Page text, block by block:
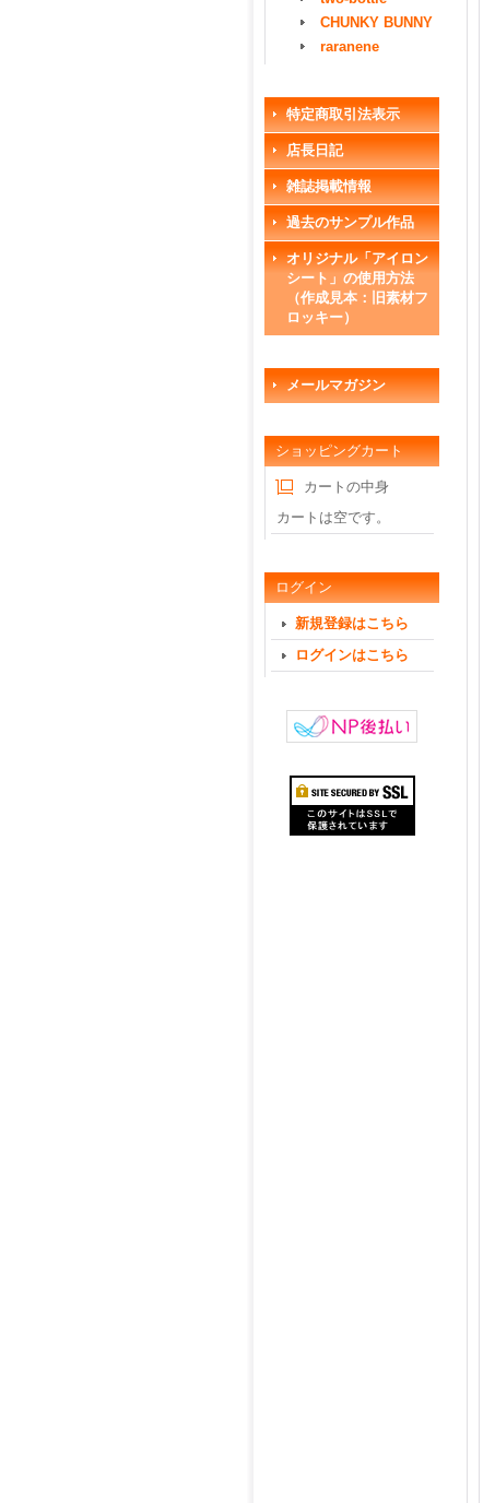
CHUNKY BUNNY
raranene
特定商取引法表示
店長日記
雑誌掲載情報
過去のサンプル作品
オリジナル「アイロン
シート」の使用方法
（作成見本：旧素材フ
ロッキー）
メールマガジン
ショッピングカート
カートの中身
カートは空です。
ログイン
新規登録はこちら
ログインはこちら